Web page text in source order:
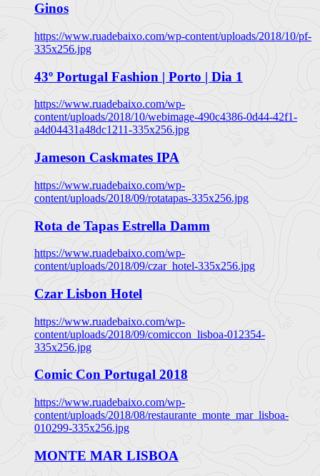
Ginos
https://www.ruadebaixo.com/wp-content/uploads/2018/10/pf-
335x256.jpg
43º Portugal Fashion | Porto | Dia 1
https://www.ruadebaixo.com/wp-
content/uploads/2018/10/webimage-490c4386-0d44-42f1-
a4d04431a48dc1211-335x256.jpg
Jameson Caskmates IPA
https://www.ruadebaixo.com/wp-
content/uploads/2018/09/rotatapas-335x256.jpg
Rota de Tapas Estrella Damm
https://www.ruadebaixo.com/wp-
content/uploads/2018/09/czar_hotel-335x256.jpg
Czar Lisbon Hotel
https://www.ruadebaixo.com/wp-
content/uploads/2018/09/comiccon_lisboa-012354-
335x256.jpg
Comic Con Portugal 2018
https://www.ruadebaixo.com/wp-
content/uploads/2018/08/restaurante_monte_mar_lisboa-
010299-335x256.jpg
MONTE MAR LISBOA